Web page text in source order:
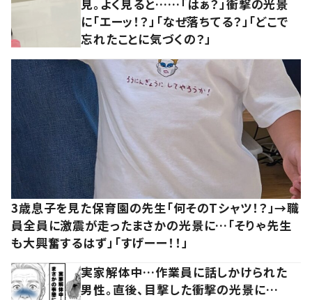
見。よく見ると……「はぁ？」衝撃の光景
に「エーッ！？」「なぜ落ちてる？」「どこで
忘れたことに気づくの？」
3歳息子を見た保育園の先生「何そのTシャツ！？」→職
員全員に激震が走ったまさかの光景に…「そりゃ先生
も大興奮するはず」「すげーー！！」
実家解体中…作業員に話しかけられた
男性。直後、目撃した衝撃の光景に…